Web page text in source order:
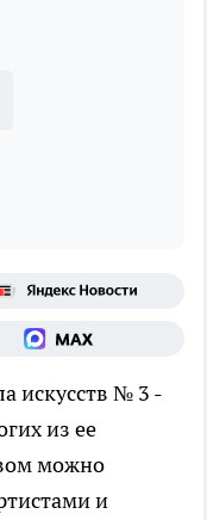
искусств № 3 -
из ее
можно
и